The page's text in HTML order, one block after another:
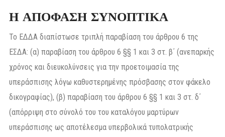
Η ΑΠΟΦΑΣΗ ΣΥΝΟΠΤΙΚΑ
Το ΕΔΔΑ διαπίστωσε τριπλή παραβίαση του άρθρου 6 της
ΕΣΔΑ: (α) παραβίαση του άρθρου 6 §§ 1 και 3 στ. β΄ (ανεπαρκής
χρόνος και διευκολύνσεις για την προετοιμασία της
υπεράσπισης λόγω καθυστερημένης πρόσβασης στον φάκελο
δικογραφίας), (β) παραβίαση του άρθρου 6 §§ 1 και 3 στ. δ΄
(απόρριψη στο σύνολό του του καταλόγου μαρτύρων
υπεράσπισης ως αποτέλεσμα υπερβολικά τυπολατρικής